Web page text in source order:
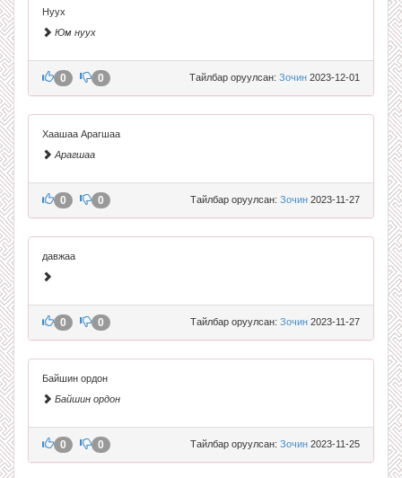
Нуух
Юм нуух
Тайлбар оруулсан: Зочин 2023-12-01
0 0
Хаашаа Арагшаа
Арагшаа
Тайлбар оруулсан: Зочин 2023-11-27
0 0
давжаа
Тайлбар оруулсан: Зочин 2023-11-27
0 0
Байшин ордон
Байшин ордон
Тайлбар оруулсан: Зочин 2023-11-25
0 0